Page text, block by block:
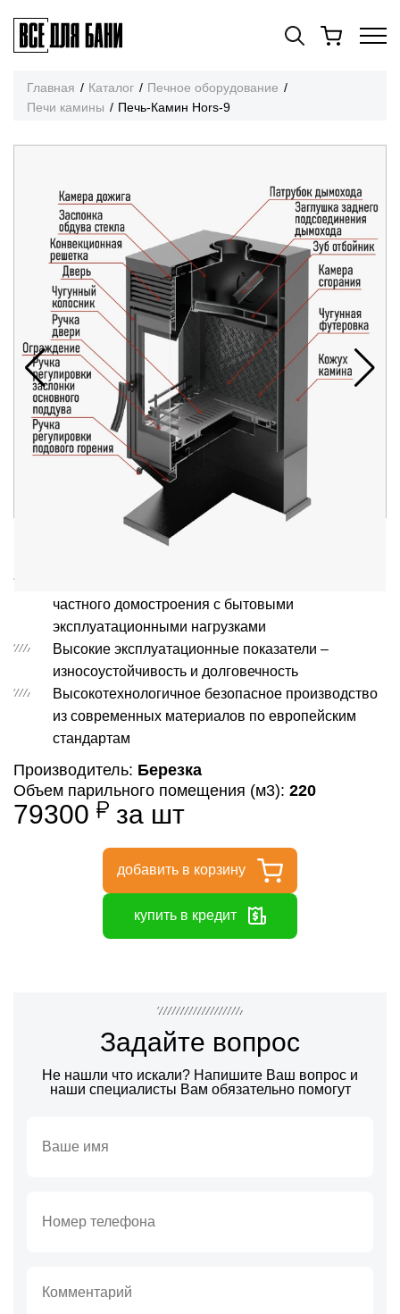
Главная Каталог
Печное оборудование
Печи камины
Печь-Камин Hors-9
Печь-Камин Hors-9
частного домостроения с бытовыми
эксплуатационными нагрузками
Высокие эксплуатационные показатели –
износоустойчивость и долговечность
Высокотехнологичное безопасное производство
из современных материалов по европейским
стандартам
Производитель: Березка
Объем парильного помещения (м3): 220
79300 за шт
добавить в корзину
купить в кредит
Задайте вопрос
Не нашли что искали? Напишите Ваш вопрос и
наши специалисты Вам обязательно помогут